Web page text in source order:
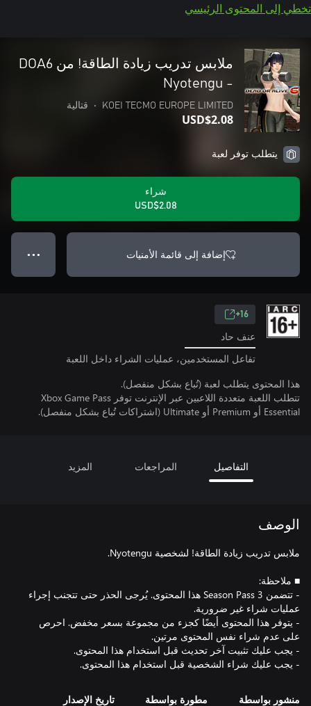
تخطي إلى المحتوى الرئيسي
- Nyotengu
KOEI TECMO EUROPE LIMITED
• قتالية
USD$2.08
يتطلب توفر لعبة
شراء
USD$2.08
إضافة إلى قائمة الأمنيات ● ● ●
16+
عنف حاد
تفاعل المستخدمين، عمليات الشراء داخل اللعبة
هذا المحتوى يتطلب لعبة (تُباع بشكل منفصل).
تتطلب اللعبة متعددة اللاعبين عبر الإنترنت توفر Xbox Game Pass
Essential أو Premium أو Ultimate (اشتراكات تُباع بشكل منفصل).
التفاصيل المراجعات المزيد
الوصف
- تتضمن Season Pass 3 هذا المحتوى. يُرجى الحذر حتى تتجنب إجراء
- يتوفر هذا المحتوى أيضًا كجزء من مجموعة بسعر مخفض. احرص
- يجب عليك شراء الشخصية قبل استخدام هذا المحتوى.
منشور بواسطة مطورة بواسطة تاريخ الإصدار